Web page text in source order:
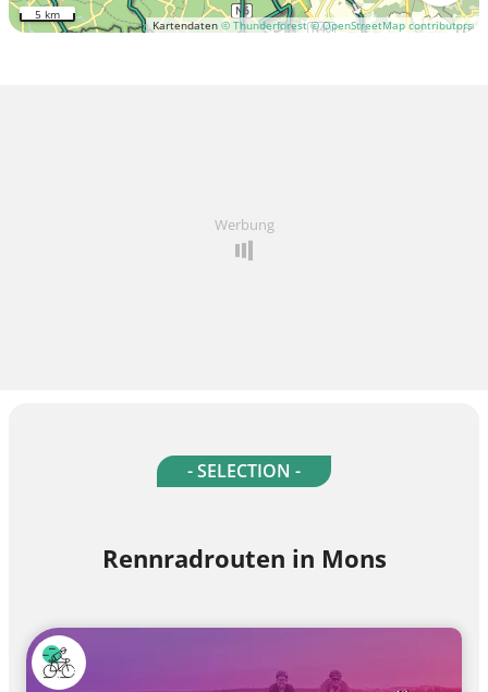
Kartendaten © Thunderforest © OpenStreetMap contributors
5 km
Werbung
- SELECTION -
Rennradrouten in Mons